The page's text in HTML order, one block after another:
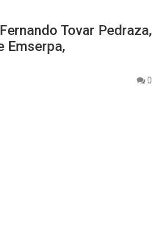
Tovar Pedraza,
Emserpa,
0